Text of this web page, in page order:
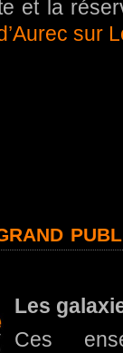
et la
sur
Les
Ces